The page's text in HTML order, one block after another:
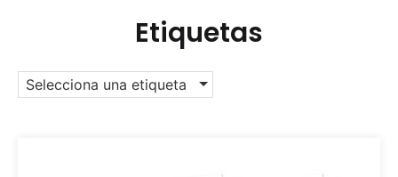
Etiquetas
Selecciona una etiqueta